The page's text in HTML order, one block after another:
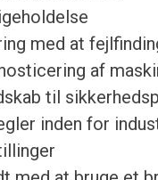
med at
af
til
inden for